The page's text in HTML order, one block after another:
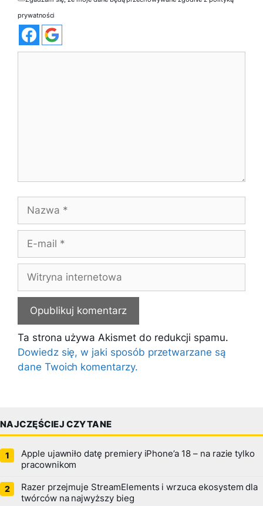
prywatności
Nazwa
Witryna
internetowa
Ta strona używa Akismet do redukcji spamu.
Dowiedz się, w jaki sposób przetwarzane są
dane Twoich komentarzy.
NAJCZĘŚCIEJ CZYTANE
Apple ujawniło datę premiery iPhone’a 18 – na razie tylko
pracownikom
Razer przejmuje StreamElements i wrzuca ekosystem dla
twórców na najwyższy bieg